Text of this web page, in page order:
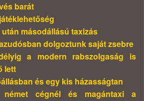
barát
másodállású taxizás
dolgoztunk saját zsebre
a modern rabszolgaság is
lett
és egy kis házasságtan
német cégnél és magántaxi a